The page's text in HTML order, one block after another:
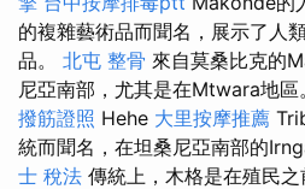
的複雜藝術品而聞名，展示了人
品。 北屯 整骨 來自莫桑比克的
尼亞南部，尤其是在Mtwara地區
撥筋證照 Hehe 大里按摩推薦
統而聞名，在坦桑尼亞南部的
士 稅法 傳統上，木格是在殖民